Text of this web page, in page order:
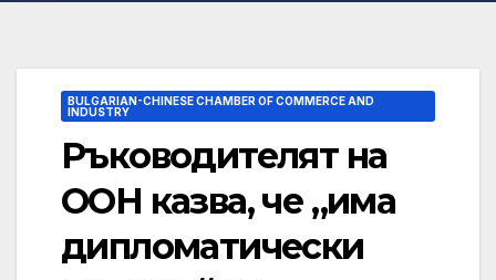
BULGARIAN-CHINESE CHAMBER OF COMMERCE AND
INDUSTRY
Ръководителят на
ООН казва, че „има
дипломатически